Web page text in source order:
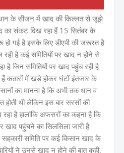
के सीजन में खाद की किल्लत से जूझे
संकट दिख रहा हैं 15 सितंबर के
गई है इसके लिए डीएपी की जरूरत है
रही है कई समितियों पर खाद न होने से
है जिन समितियों पर खाद पहुंच रही है
हैं कतारों में खड़े होकर घंटों इंतजार के
का मानना है कि अभी तक धान व
थी लेकिन इस बार सरसों की
है हालांकि अफसरों का कहना है कि
खाद पहुंचने का सिलसिला जारी है
सहकारी समिति पर कई किसान खाद के
ने उनसे खाद न होने की बात कही,